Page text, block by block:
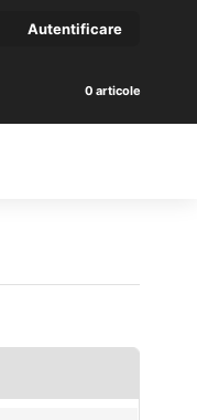
Autentificare
articole